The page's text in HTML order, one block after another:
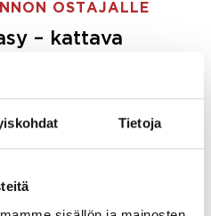
Tietoja
OSTAJALLE
– kattava
ja etsimme juuri